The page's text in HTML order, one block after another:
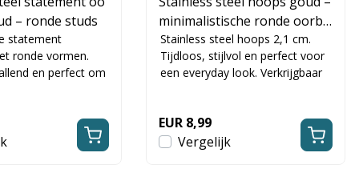
– ronde studs
statement
ronde vormen.
en perfect om
minimalistische ronde oorbe
llen
Stainless steel hoops 2,1 cm.
Tijdloos, stijlvol en perfect voor
een everyday look. Verkrijgbaar
EUR 8,99
Vergelijk